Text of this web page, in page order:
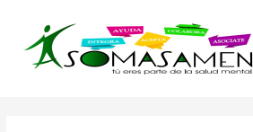
contenido